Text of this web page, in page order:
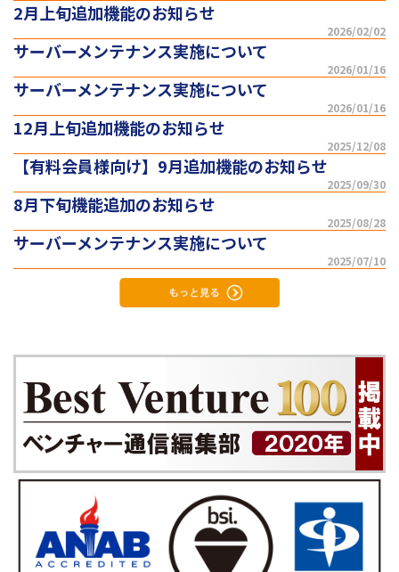
2月上旬追加機能のお知らせ
2026/02/02
サーバーメンテナンス実施について
2026/01/16
サーバーメンテナンス実施について
2026/01/16
12月上旬追加機能のお知らせ
2025/12/08
【有料会員様向け】9月追加機能のお知らせ
2025/09/30
8月下旬機能追加のお知らせ
2025/08/28
サーバーメンテナンス実施について
2025/07/10